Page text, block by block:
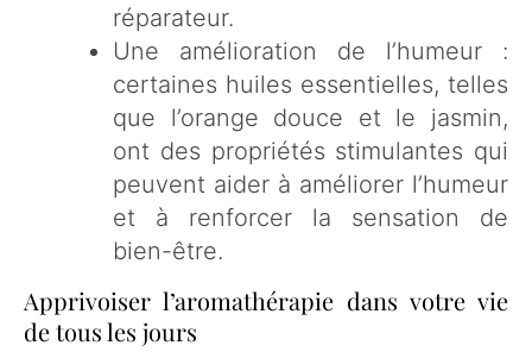
réparateur.
Une amélioration de l’humeur :
certaines huiles essentielles, telles
que l’orange douce et le jasmin,
ont des propriétés stimulantes qui
peuvent aider à améliorer l’humeur
et à renforcer la sensation de
bien-être.
Apprivoiser l’aromathérapie dans votre vie
de tous les jours